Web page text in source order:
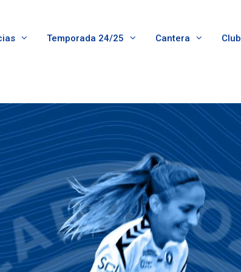
Temporada 24/25 Cantera Club